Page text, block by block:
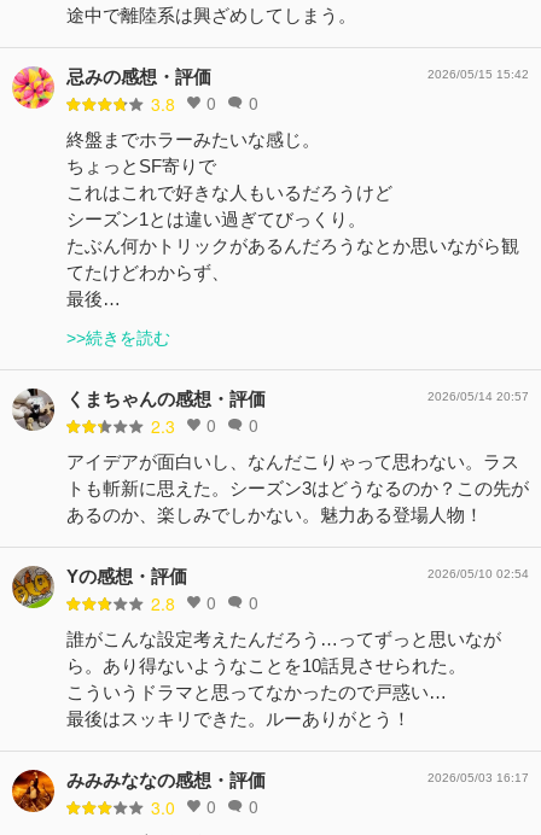
途中で離陸系は興ざめしてしまう。
忌みの感想・評価
3.8 0 0
2026/05/15 15:42
終盤までホラーみたいな感じ。
ちょっとSF寄りで
これはこれで好きな人もいるだろうけど
シーズン1とは違い過ぎてびっくり。
たぶん何かトリックがあるんだろうなとか思いながら観
てたけどわからず、
最後…
>>続きを読む
くまちゃんの感想・評価
2.3 0 0
2026/05/14 20:57
アイデアが面白いし、なんだこりゃって思わない。ラス
トも斬新に思えた。シーズン3はどうなるのか？この先が
あるのか、楽しみでしかない。魅力ある登場人物！
Yの感想・評価
2.8 0 0
2026/05/10 02:54
誰がこんな設定考えたんだろう…ってずっと思いなが
ら。あり得ないようなことを10話見させられた。
こういうドラマと思ってなかったので戸惑い…
最後はスッキリできた。ルーありがとう！
みみみななの感想・評価
3.0 0 0
2026/05/03 16:17